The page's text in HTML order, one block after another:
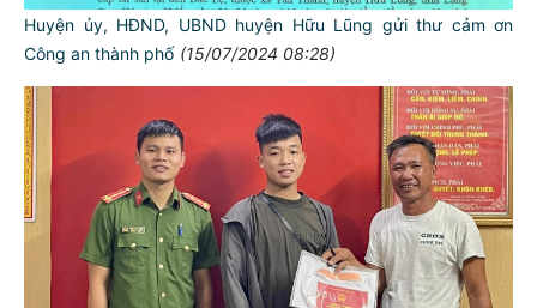
Huyện ủy, HĐND, UBND huyện Hữu Lũng gửi thư cảm ơn
Công an thành phố (15/07/2024 08:28)